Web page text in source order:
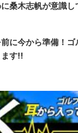
に桑木志帆が意識し
に今から準備！
ます!!